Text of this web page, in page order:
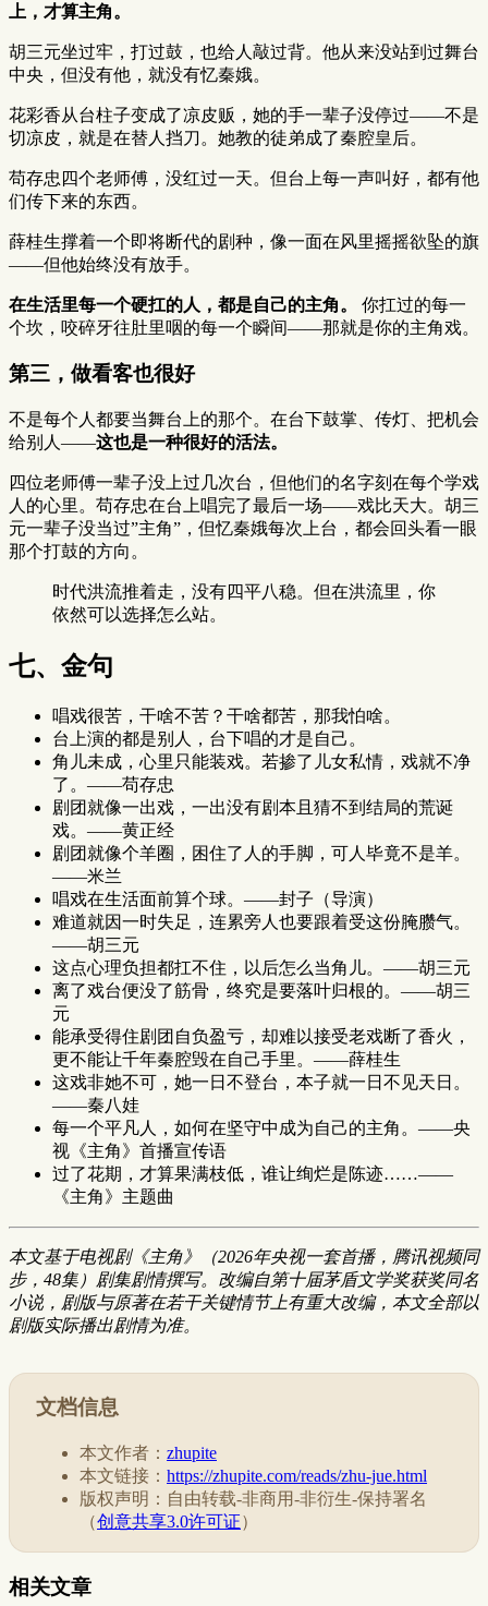
上，才算主角。
胡三元坐过牢，打过鼓，也给人敲过背。他从来没站到过舞台
中央，但没有他，就没有忆秦娥。
花彩香从台柱子变成了凉皮贩，她的手一辈子没停过——不是
切凉皮，就是在替人挡刀。她教的徒弟成了秦腔皇后。
苟存忠四个老师傅，没红过一天。但台上每一声叫好，都有他
们传下来的东西。
薛桂生撑着一个即将断代的剧种，像一面在风里摇摇欲坠的旗
——但他始终没有放手。
在生活里每一个硬扛的人，都是自己的主角。
你扛过的每一
个坎，咬碎牙往肚里咽的每一个瞬间——那就是你的主角戏。
第三，做看客也很好
不是每个人都要当舞台上的那个。在台下鼓掌、传灯、把机会
给别人——这也是一种很好的活法。
四位老师傅一辈子没上过几次台，但他们的名字刻在每个学戏
人的心里。苟存忠在台上唱完了最后一场——戏比天大。胡三
元一辈子没当过”主角”，但忆秦娥每次上台，都会回头看一眼
那个打鼓的方向。
时代洪流推着走，没有四平八稳。但在洪流里，你
依然可以选择怎么站。
七、金句
唱戏很苦，干啥不苦？干啥都苦，那我怕啥。
台上演的都是别人，台下唱的才是自己。
角儿未成，心里只能装戏。若掺了儿女私情，戏就不净
了。——苟存忠
剧团就像一出戏，一出没有剧本且猜不到结局的荒诞
戏。——黄正经
剧团就像个羊圈，困住了人的手脚，可人毕竟不是羊。
——米兰
唱戏在生活面前算个球。——封子（导演）
难道就因一时失足，连累旁人也要跟着受这份腌臜气。
——胡三元
这点心理负担都扛不住，以后怎么当角儿。——胡三元
离了戏台便没了筋骨，终究是要落叶归根的。——胡三
元
能承受得住剧团自负盈亏，却难以接受老戏断了香火，
更不能让千年秦腔毁在自己手里。——薛桂生
这戏非她不可，她一日不登台，本子就一日不见天日。
——秦八娃
每一个平凡人，如何在坚守中成为自己的主角。——央
视《主角》首播宣传语
过了花期，才算果满枝低，谁让绚烂是陈迹……——
《主角》主题曲
本文基于电视剧《主角》（2026年央视一套首播，腾讯视频同
步，48集）剧集剧情撰写。改编自第十届茅盾文学奖获奖同名
小说，剧版与原著在若干关键情节上有重大改编，本文全部以
剧版实际播出剧情为准。
文档信息
本文作者： zhupite
本文链接： https://zhupite.com/reads/zhu-jue.html
版权声明：自由转载-非商用-非衍生-保持署名
（创意共享3.0许可证）
相关文章